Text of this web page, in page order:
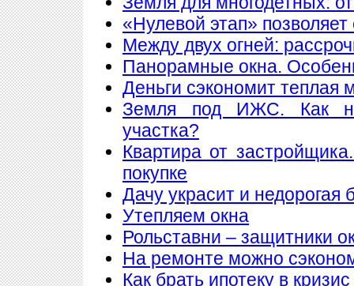
«Нулевой этап»
Между двух огней:
Панорамные окна.
Деньги сэкономит теплая
Земля под ИЖС. Как
участка?
Квартира от
покупке
Дачу украсит и недорогая
Утепляем окна
Рольставни – защитники
На ремонте можно
Как брать ипотеку в кризис